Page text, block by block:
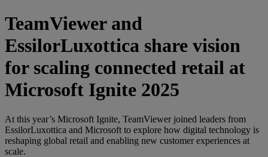
TeamViewer and
EssilorLuxottica share vision
for scaling connected retail at
Microsoft Ignite 2025
At this year’s Microsoft Ignite, TeamViewer joined leaders from
EssilorLuxottica and Microsoft to explore how digital technology is
reshaping global retail and enabling new customer experiences at
scale.